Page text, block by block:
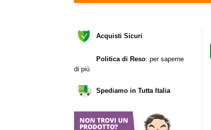
Acquisti Sicuri
Politica di Reso: per saperne
di più
Spediamo in Tutta Italia